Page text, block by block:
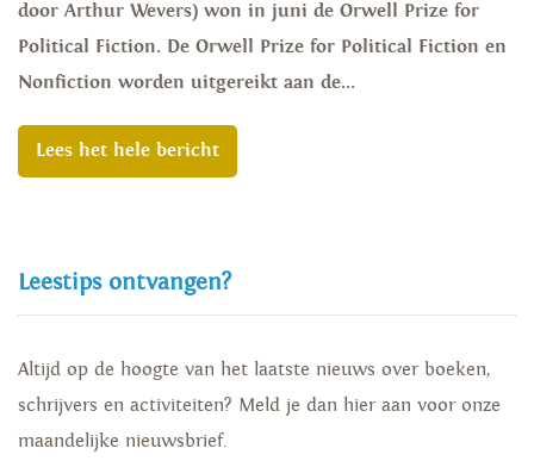
door Arthur Wevers) won in juni de Orwell Prize for
Political Fiction. De Orwell Prize for Political Fiction en
Nonfiction worden uitgereikt aan de...
Lees het hele bericht
Leestips ontvangen?
Altijd op de hoogte van het laatste nieuws over boeken,
schrijvers en activiteiten? Meld je dan hier aan voor onze
maandelijke nieuwsbrief.